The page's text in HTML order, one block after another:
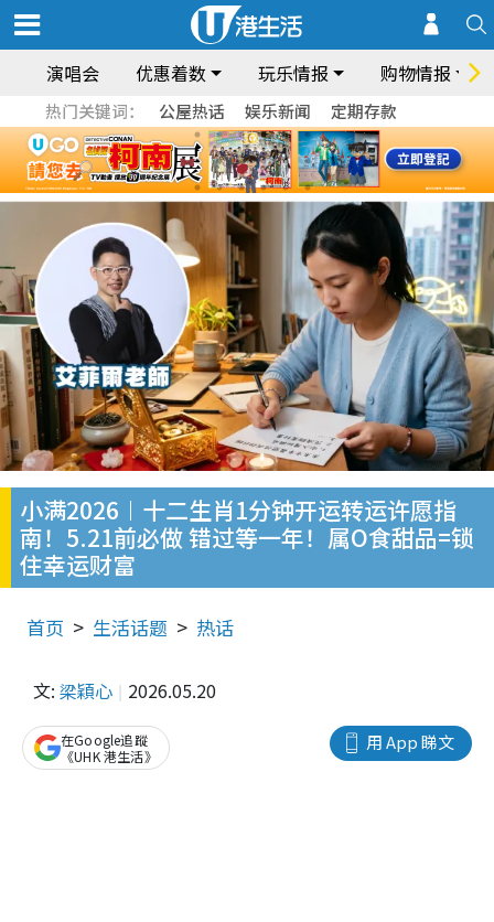
演唱会 优惠着数 玩乐情报 购物情报
热门关键词： 公屋热话 娱乐新闻 定期存款
小满2026︱十二生肖1分钟开运转运许愿指
南！5.21前必做 错过等一年！属O食甜品=锁
住幸运财富
首页 生活话题 热话
文: 梁穎心 2026.05.20
用 App 睇文
在Google追蹤
《UHK 港生活》